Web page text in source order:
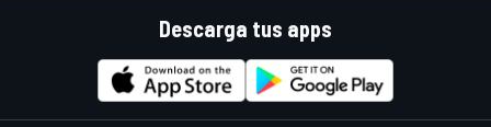
Descarga tus apps